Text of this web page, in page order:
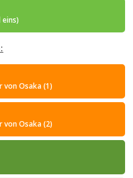
eins)
von Osaka (1)
von Osaka (2)